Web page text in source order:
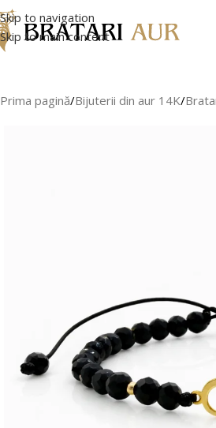
Skip to navigation
Skip to main content
Prima pagină/Bijuterii din aur 14K/